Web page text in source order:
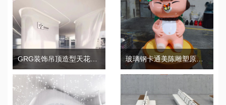
GRG装饰吊顶造型天花柱子构件 玻璃钢卡通美陈雕塑原创IP造型景观艺术摆件